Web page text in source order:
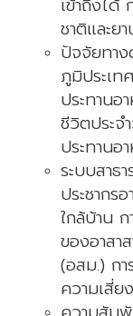
เข้าถึงได้
ชาติและย
ปัจจัยทา
ภูมิประเ
ประทานอ
ชีวิตประจ
ประทานอ
ระบบสาธ
ประชากร
ใกล้บ้าน
ของอาสา
(อสม.) ก
ความเสี่ย